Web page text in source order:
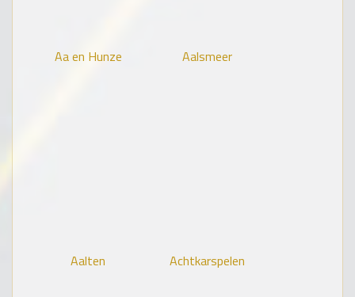
Aa en Hunze Aalsmeer
Aalten Achtkarspelen